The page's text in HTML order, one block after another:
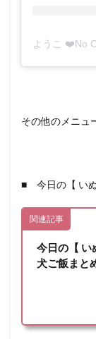
その他のメニュ
■ 今日の【 い
関連記事
今日の【 い
犬ご飯まと